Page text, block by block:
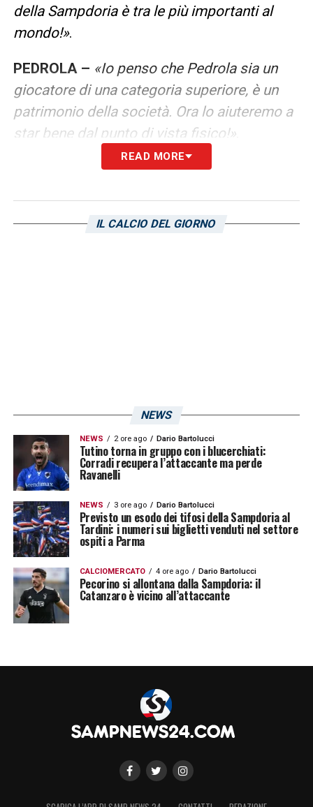
della Sampdoria è tra le più importanti al
mondo!».
PEDROLA – «Io penso che Pedrola sia un
giocatore di una categoria superiore, è un
patrimonio della società. Ora lo aiuteremo a
star bene dal punto di vista fisico!».
READ MORE
IL CALCIO DEL GIORNO
NEWS
NEWS 2 ore ago Dario Bartolucci
Tutino torna in gruppo con i blucerchiati:
Corradi recupera l’attaccante ma perde
Ravanelli
NEWS 3 ore ago Dario Bartolucci
Previsto un esodo dei tifosi della Sampdoria al
Tardini: i numeri sui biglietti venduti nel settore
ospiti a Parma
CALCIOMERCATO 4 ore ago Dario Bartolucci
Pecorino si allontana dalla Sampdoria: il
Catanzaro è vicino all’attaccante